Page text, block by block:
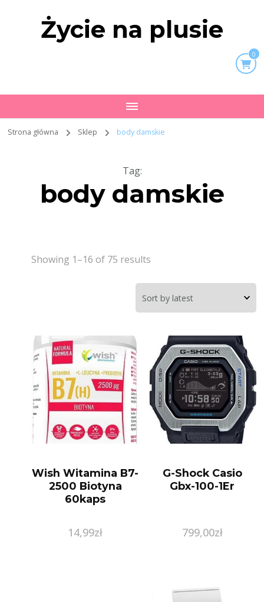
Życie na plusie
0
Strona główna Sklep body damskie
Tag:
body damskie
Showing 1–16 of 75 results
Wish Witamina B7-
2500 Biotyna
60kaps
14,99zł
G-Shock Casio
Gbx-100-1Er
799,00zł